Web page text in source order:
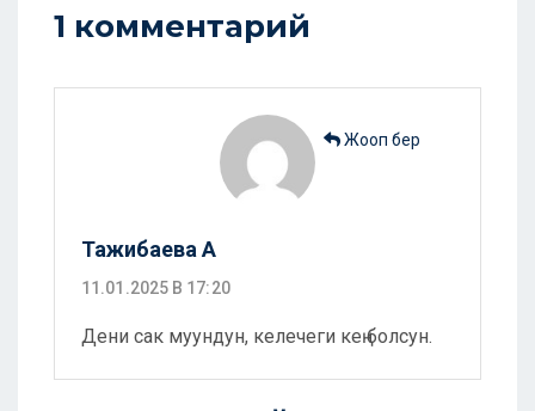
1 комментарий
Тажибаева А
11.01.2025 В 17:20
Дени сак муундун, келечеги кең болсун.
Жооп бер